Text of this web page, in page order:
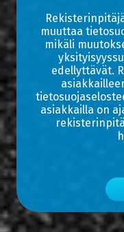
muuttaa
mikäli
edellyttävät.
asiakkailla on